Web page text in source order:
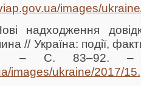
images/
надходження
// Україна: події,
83–92. –
images/ukraine/2017/